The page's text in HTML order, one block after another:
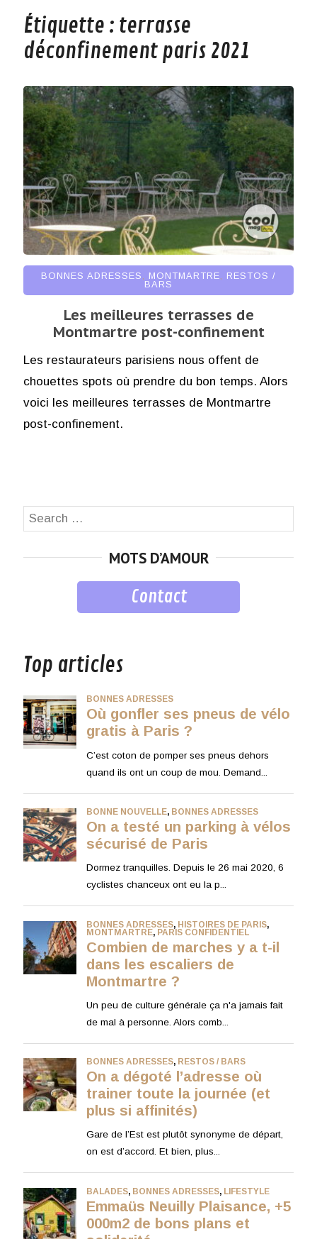
Étiquette : terrasse
déconfinement paris 2021
BONNES ADRESSES MONTMARTRE
RESTOS /
BARS
Les meilleures terrasses de
Montmartre post-confinement
Les restaurateurs parisiens nous offent de
chouettes spots où prendre du bon temps. Alors
voici les meilleures terrasses de Montmartre
post-confinement.
Search
MOTS D’AMOUR
Contact
Top articles